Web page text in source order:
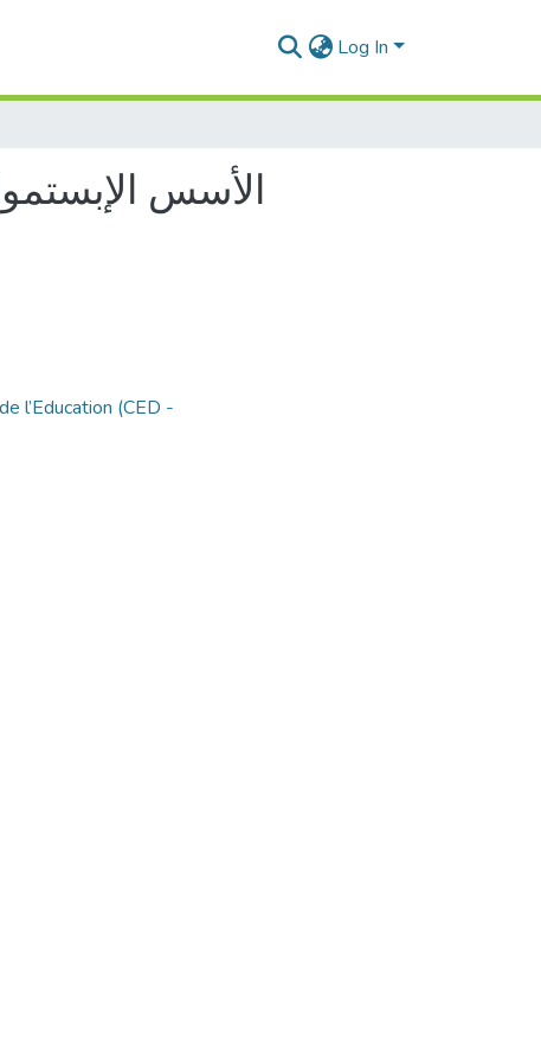
Log In
الأسس
l’Education (CED -